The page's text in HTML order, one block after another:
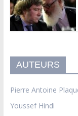
AUTEURS
Pierre Antoine
Youssef Hindi